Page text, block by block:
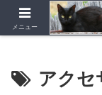
アクセ
メニュー